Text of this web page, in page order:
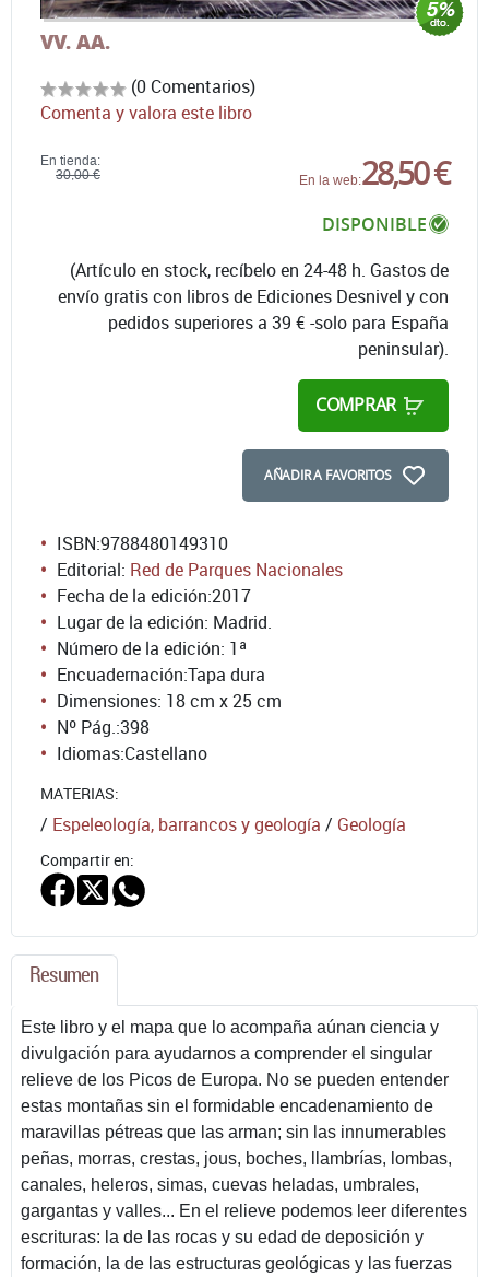
VV. AA.
(0 Comentarios)
Comenta y valora este libro
En tienda:
30,00 €
En la web:28,50 €
DISPONIBLE
(Artículo en stock, recíbelo en 24-48 h. Gastos de
envío gratis con libros de Ediciones Desnivel y con
pedidos superiores a 39 € -solo para España
peninsular).
COMPRAR
AÑADIR A FAVORITOS
ISBN:9788480149310
Editorial: Red de Parques Nacionales
Fecha de la edición:2017
Lugar de la edición: Madrid.
Número de la edición: 1ª
Encuadernación:Tapa dura
Dimensiones: 18 cm x 25 cm
Nº Pág.:398
Idiomas:Castellano
MATERIAS:
/ Espeleología, barrancos y geología / Geología
Compartir en:
Resumen
Este libro y el mapa que lo acompaña aúnan ciencia y
divulgación para ayudarnos a comprender el singular
relieve de los Picos de Europa. No se pueden entender
estas montañas sin el formidable encadenamiento de
maravillas pétreas que las arman; sin las innumerables
peñas, morras, crestas, jous, boches, llambrías, lombas,
canales, heleros, simas, cuevas heladas, umbrales,
gargantas y valles... En el relieve podemos leer diferentes
escrituras: la de las rocas y su edad de deposición y
formación, la de las estructuras geológicas y las fuerzas